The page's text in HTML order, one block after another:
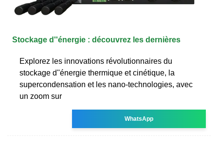
Stockage d''énergie : découvrez les dernières
Explorez les innovations révolutionnaires du
stockage d''énergie thermique et cinétique, la
supercondensation et les nano-technologies, avec
un zoom sur
WhatsApp